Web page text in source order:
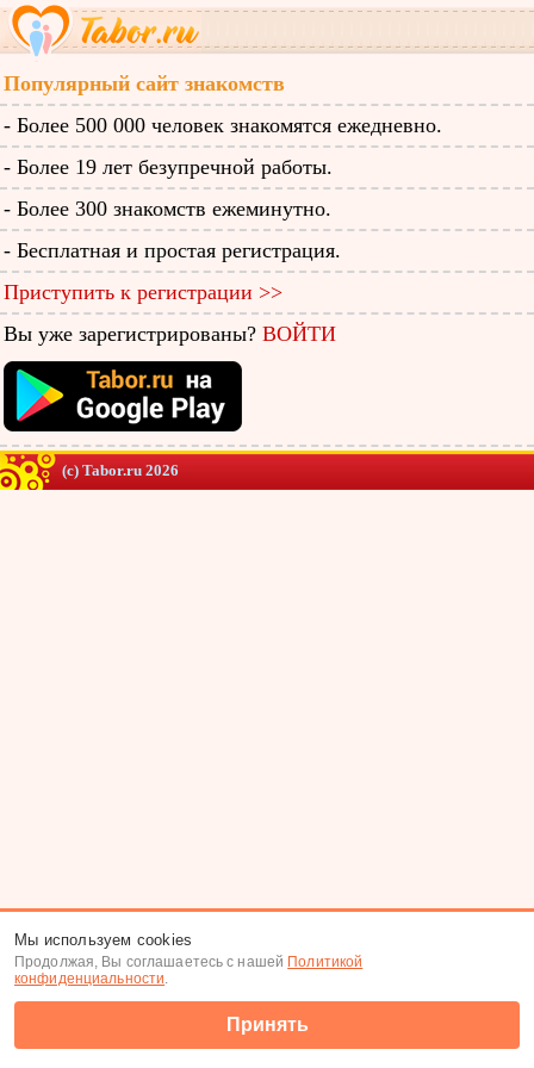
Популярный сайт знакомств
- Более 500 000 человек знакомятся ежедневно.
- Более 19 лет безупречной работы.
- Более 300 знакомств ежеминутно.
- Бесплатная и простая регистрация.
Приступить к регистрации >>
Вы уже зарегистрированы? ВОЙТИ
(c) Tabor.ru 2026
Мы используем cookies
Продолжая, Вы соглашаетесь с нашей Политикой
конфиденциальности.
Принять